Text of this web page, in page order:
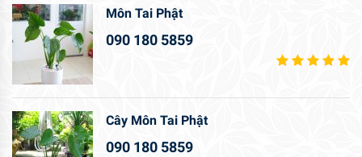
Môn Tai Phật
090 180 5859
Cây Môn Tai Phật
090 180 5859